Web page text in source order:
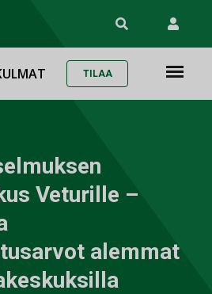
TILAA
Veturille –
alemmat